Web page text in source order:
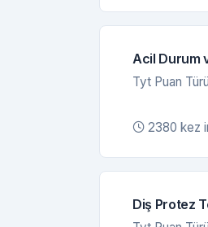
Acil Durum
Tyt Puan Türü
2380 kez
Diş Protez